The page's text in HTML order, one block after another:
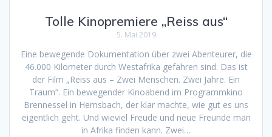
Tolle Kinopremiere „Reiss aus“
5. Mai 2019
Eine bewegende Dokumentation über zwei Abenteurer, die
46.000 Kilometer durch Westafrika gefahren sind. Das ist
der Film „Reiss aus – Zwei Menschen. Zwei Jahre. Ein
Traum“. Ein bewegender Kinoabend im Programmkino
Brennessel in Hemsbach, der klar machte, wie gut es uns
eigentlich geht. Und wieviel Freude und neue Freunde man
in Afrika finden kann. Zwei…